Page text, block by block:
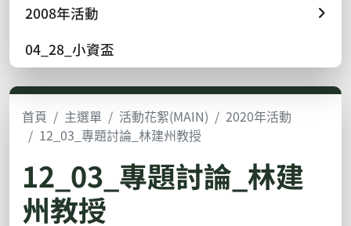
2008年活動
04_28_小資盃
首頁 主選單 活動花絮(MAIN)
2020年活動
12_03_專題討論_林建州教授
12_03_專題討論_林建
州教授